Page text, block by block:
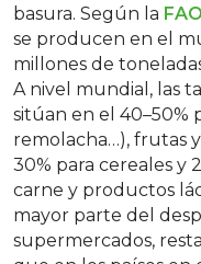
basura. Según la FAO
se producen en el
millones de
A nivel mundial, las
sitúan en el 40–50%
remolacha…), frutas
30% para cereales y
carne y productos
mayor parte del
supermercados,